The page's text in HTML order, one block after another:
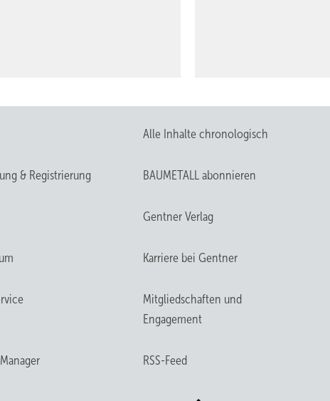
Alle Inhalte chronologisch
& Registrierung BAUMETALL abonnieren
Gentner Verlag
Karriere bei Gentner
Mitgliedschaften und
Engagement
RSS-Feed